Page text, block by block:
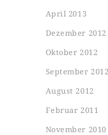
April 2013
Dezember 2012
Oktober 2012
September
August 2012
Februar 2011
November 2010